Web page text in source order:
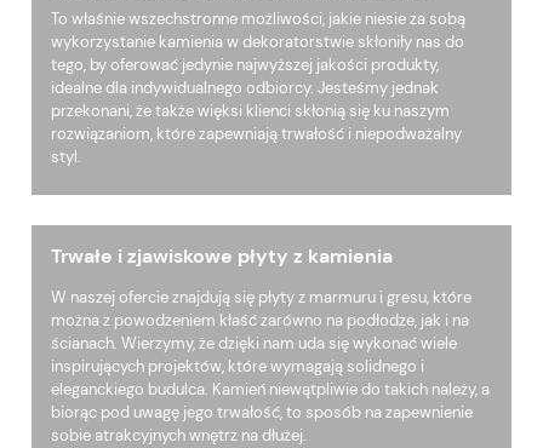
To właśnie wszechstronne możliwości, jakie niesie za sobą
wykorzystanie kamienia w dekoratorstwie skłoniły nas do
tego, by oferować jedynie najwyższej jakości produkty,
idealne dla indywidualnego odbiorcy. Jesteśmy jednak
przekonani, że także więksi klienci skłonią się ku naszym
rozwiązaniom, które zapewniają trwałość i niepodważalny
styl.
Trwałe i zjawiskowe płyty z kamienia
W naszej ofercie znajdują się płyty z marmuru i gresu, które
można z powodzeniem kłaść zarówno na podłodze, jak i na
ścianach. Wierzymy, że dzięki nam uda się wykonać wiele
inspirujących projektów, które wymagają solidnego i
eleganckiego budulca. Kamień niewątpliwie do takich należy, a
biorąc pod uwagę jego trwałość, to sposób na zapewnienie
sobie atrakcyjnych wnętrz na dłużej.